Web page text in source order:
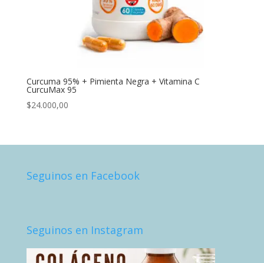
Curcuma 95% + Pimienta Negra + Vitamina C
CurcuMax 95
$24.000,00
Seguinos en Facebook
Seguinos en Instagram